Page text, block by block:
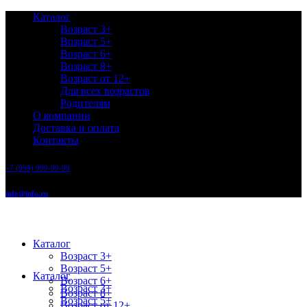
Каталог
Возраст 3+
Возраст 5+
Возраст 6+
Возраст 8+
Возраст от 12+
Для всех возрастов
Родителям
О компании
Доставка и оплата
Контакты
+7 (999) 999-99-99
info@info.ru
Каталог
Возраст 3+
Возраст 5+
Возраст 6+
Возраст 8+
Каталог
Возраст 3+
Возраст 5+